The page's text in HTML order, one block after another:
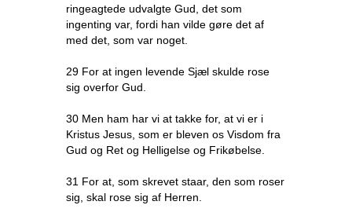
ringeagtede udvalgte Gud, det som
ingenting var, fordi han vilde gøre det af
med det, som var noget.
29 For at ingen levende Sjæl skulde rose
sig overfor Gud.
30 Men ham har vi at takke for, at vi er i
Kristus Jesus, som er bleven os Visdom fra
Gud og Ret og Helligelse og Frikøbelse.
31 For at, som skrevet staar, den som roser
sig, skal rose sig af Herren.